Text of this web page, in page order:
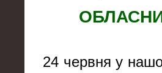
24 червня у